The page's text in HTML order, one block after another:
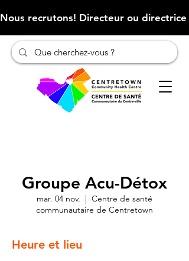
Nous recrutons! Directeur ou
Groupe Acu-Détox
mar. 04 nov.
  |
Centre de santé
communautaire de Centretown
Heure et lieu